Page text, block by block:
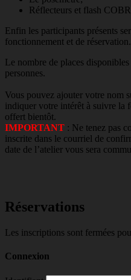
Réflecteurs et flash
Enfin les participants présents
fonctionnement et de réservation.
Le nombre de places
personnes.
Vous pouvez ajouter votre nom
indiquer votre intérêt à suivre la
offert bientôt.
IMPORTANT : Ne tenez pas
inscrite dans le courriel de
date de l’atelier vous sera
Réservations
Les inscriptions sont fermées
Connexion